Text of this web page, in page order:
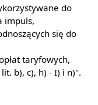
do
impuls,
się do
taryfowych,
b), c), h) - I) i n)".